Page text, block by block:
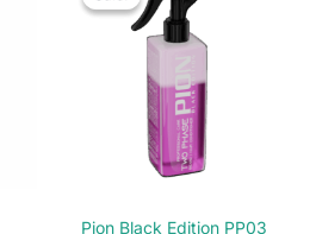
Pion Black Edition PP03
je
bila:
1.100 rsd.